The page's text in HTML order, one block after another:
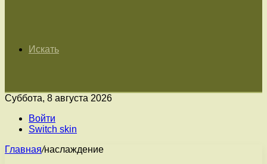
Искать
Суббота, 8 августа 2026
Войти
Switch skin
Главная/наслаждение